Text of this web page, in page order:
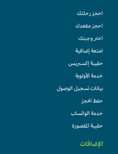
احجز رحلتك
احجز مقعدك
اختر وجبتك
امتعة إضافية
حقيبة إكسبريس
خدمة الأولوية
بيانات تسجيل الوصول
حفظ الحجز
خدمة الواتساب
حقيبة المقصورة
الإضافات